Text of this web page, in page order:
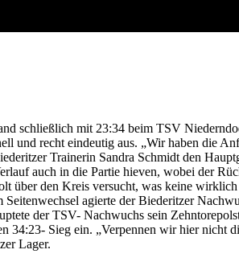
schließlich mit 23:34 beim TSV
und recht eindeutig aus. „Wir haben die
Trainerin Sandra Schmidt den
auch in die Partie hieven, wobei der
über den Kreis versucht, was keine
agierte der Biederitzer
der TSV- Nachwuchs sein
Sieg ein. „Verpennen wir hier nicht
Lager.